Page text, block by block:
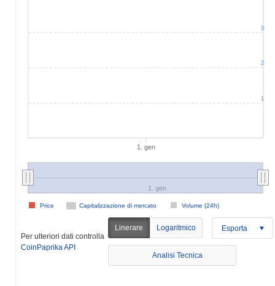
1. gen
Capitalizzazione di mercato Volume (24h)
Price
1. gen
1
2
3
Per ulteriori dati controlla
CoinPaprika API
Linerare Logaritmico Esporta
Analisi Tecnica